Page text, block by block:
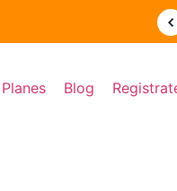
Planes Blog